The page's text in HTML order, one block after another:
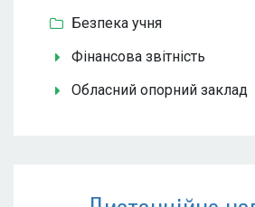
Безпека учня
Фінансова звітність
Обласний опорний заклад